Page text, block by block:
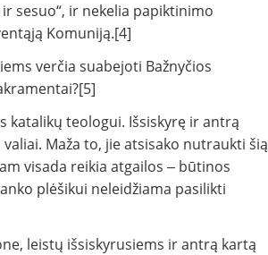
sesuo“, ir nekelia papiktinimo
Komuniją.[4]
verčia suabejoti Bažnyčios
katalikų teologui. Išsiskyrę ir antrą
Maža to, jie atsisako nutraukti šią
visada reikia atgailos ‒ būtinos
plėšikui neleidžiama pasilikti
leistų išsiskyrusiems ir antrą kartą